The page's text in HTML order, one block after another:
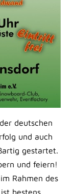
deutschen
und auch
gestartet.
und feiern!
Rahmen des